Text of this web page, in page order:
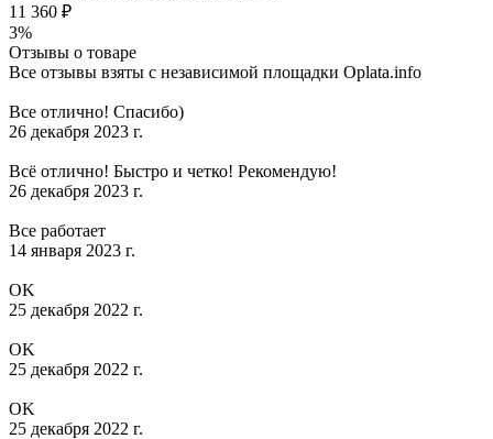
11 360 ₽
3%
Отзывы о товаре
Все отзывы взяты с независимой площадки Oplata.info
Все отлично! Спасибо)
26 декабря 2023 г.
Всё отлично! Быстро и четко! Рекомендую!
26 декабря 2023 г.
Все работает
14 января 2023 г.
OK
25 декабря 2022 г.
OK
25 декабря 2022 г.
OK
25 декабря 2022 г.